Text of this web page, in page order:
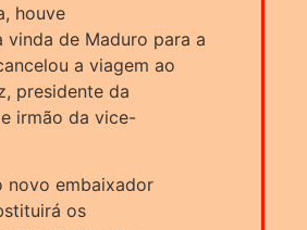
houve
de Maduro para a
a viagem ao
presidente da
irmão da vice-
novo embaixador
os